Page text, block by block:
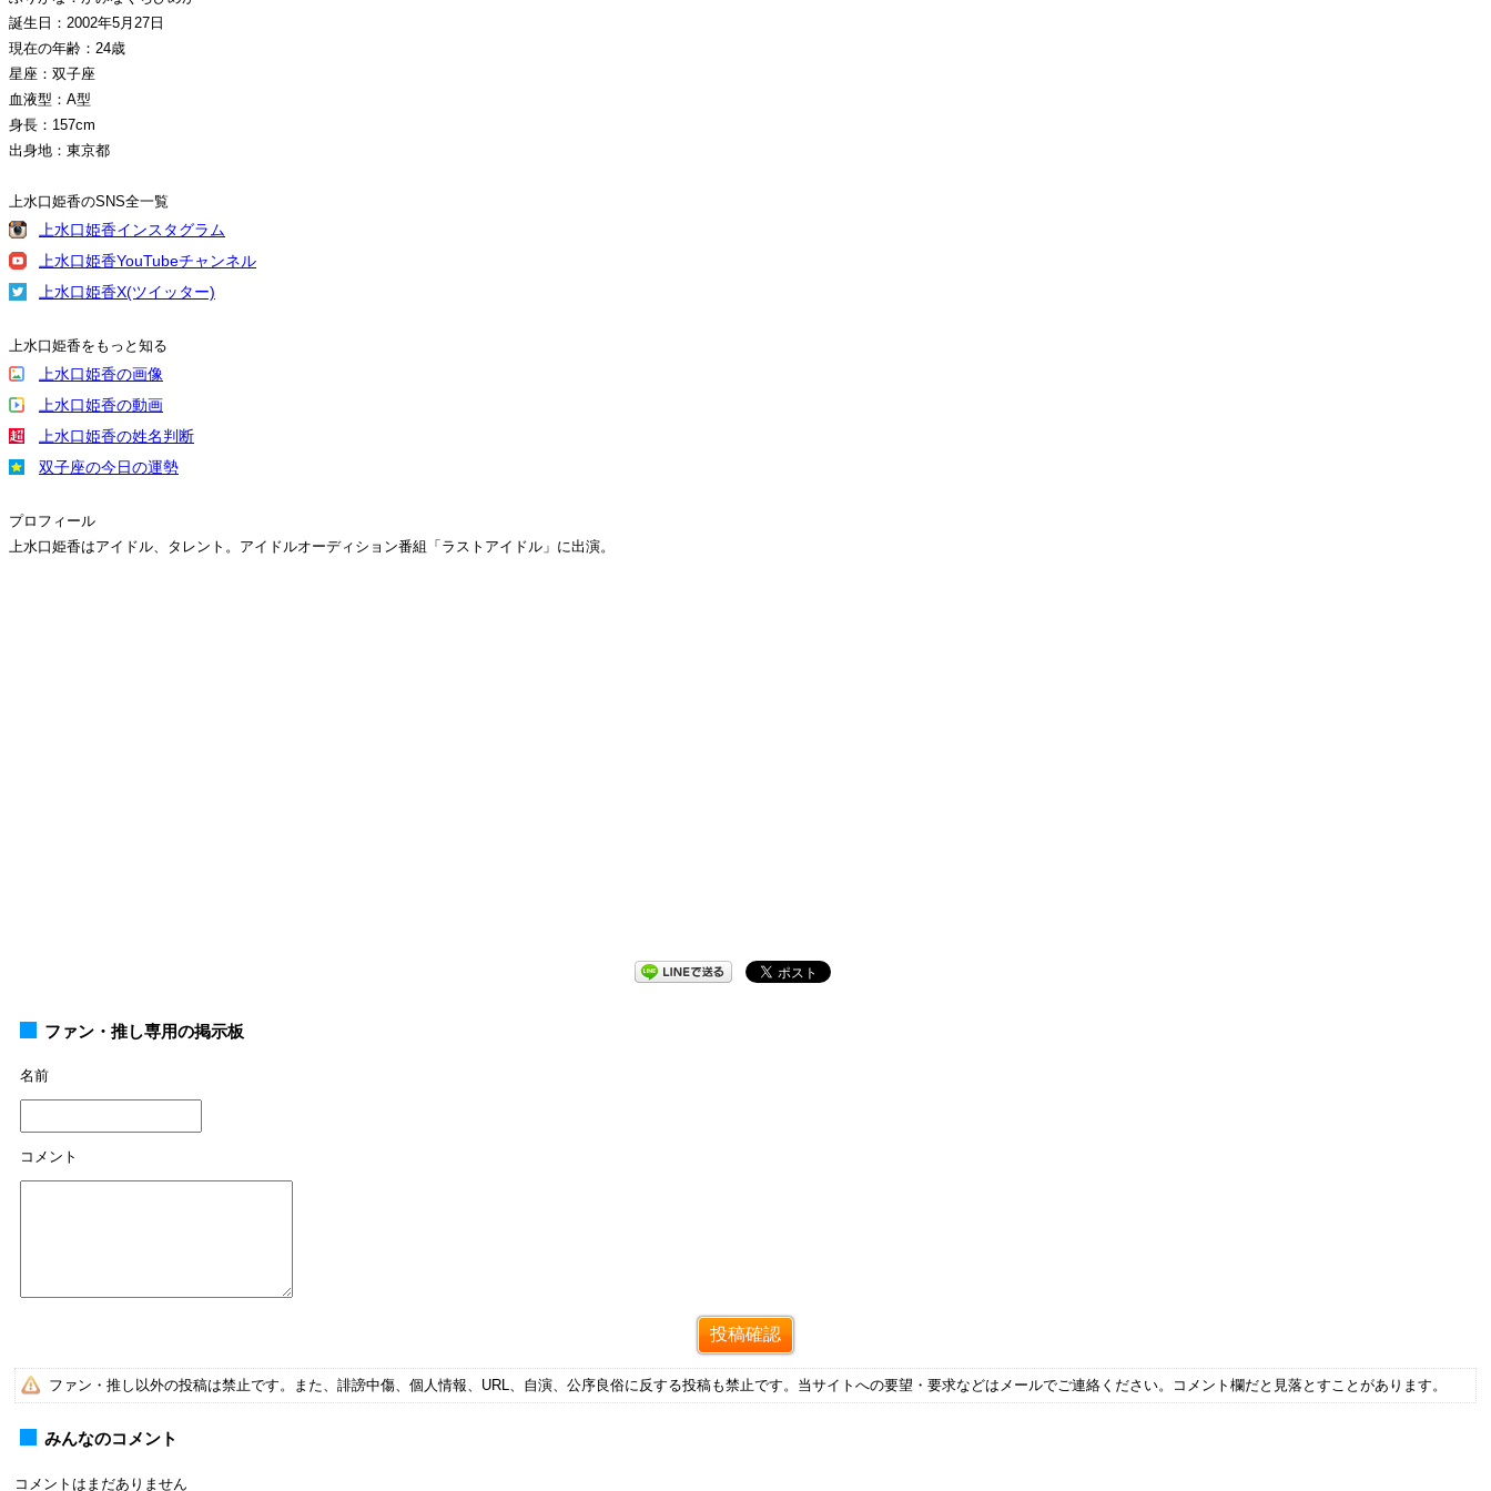
誕生日：2002年5月27日
現在の年齢：24歳
星座：双子座
血液型：A型
身長：157cm
出身地：東京都
上水口姫香のSNS全一覧
上水口姫香インスタグラム
上水口姫香YouTubeチャンネル
上水口姫香X(ツイッター)
上水口姫香をもっと知る
上水口姫香の画像
上水口姫香の動画
上水口姫香の姓名判断
双子座の今日の運勢
プロフィール
上水口姫香はアイドル、タレント。アイドルオーディション番組「ラストアイドル」に出演。
ファン・推し専用の掲示板
名前
コメント
ファン・推し以外の投稿は禁止です。また、誹謗中傷、個人情報、URL、自演、公序良俗に反する投稿も禁止です。当サイトへの要望・要求などはメールでご連絡ください。コメント欄だと見落とすことがあります。
みんなのコメント
コメントはまだありません